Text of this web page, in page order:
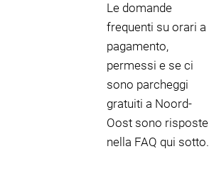
Le domande
frequenti su orari a
pagamento,
permessi e se ci
sono parcheggi
gratuiti a Noord-
Oost sono risposte
nella FAQ qui sotto.